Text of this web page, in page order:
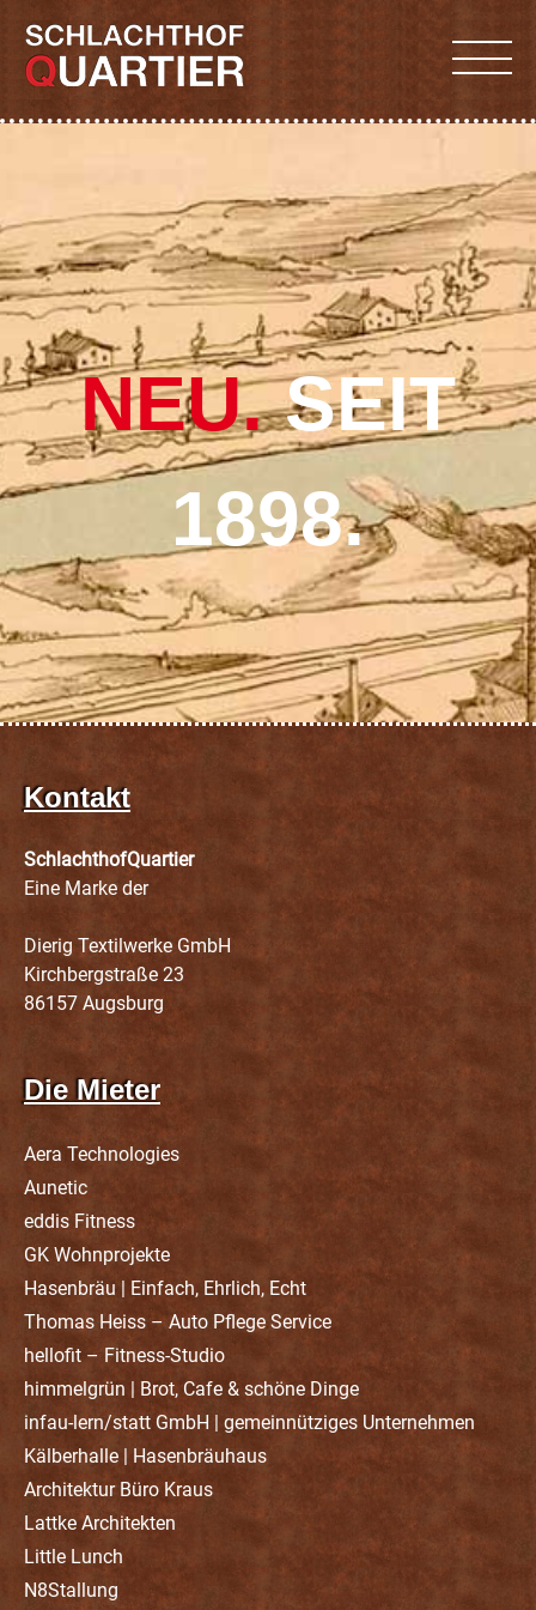
NEU.SEIT
1898.
Kontakt
SchlachthofQuartier
Eine Marke der
Dierig Textilwerke GmbH
Kirchbergstraße 23
86157 Augsburg
Die Mieter
Aera Technologies
Aunetic
eddis Fitness
GK Wohnprojekte
Hasenbräu | Einfach, Ehrlich, Echt
Thomas Heiss – Auto Pflege Service
hellofit – Fitness-Studio
himmelgrün | Brot, Cafe & schöne Dinge
infau-lern/statt GmbH | gemeinnütziges Unternehmen
Kälberhalle | Hasenbräuhaus
Architektur Büro Kraus
Lattke Architekten
Little Lunch
N8Stallung